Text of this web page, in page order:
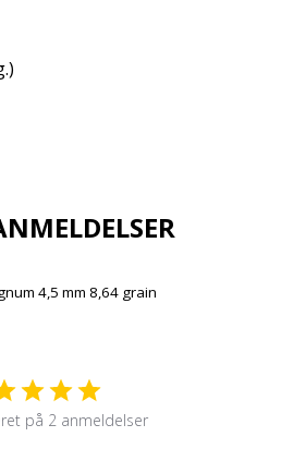
4,5 mm 8,64 grain
på 2 anmeldelser